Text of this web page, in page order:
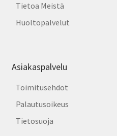
Tietoa Meistä
Huoltopalvelut
Asiakaspalvelu
Toimitusehdot
Palautusoikeus
Tietosuoja